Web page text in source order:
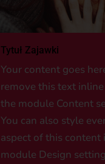
Tytuł Zajawki
Your content goes
remove this text
the module Content
You can also style
aspect of this content
module Design